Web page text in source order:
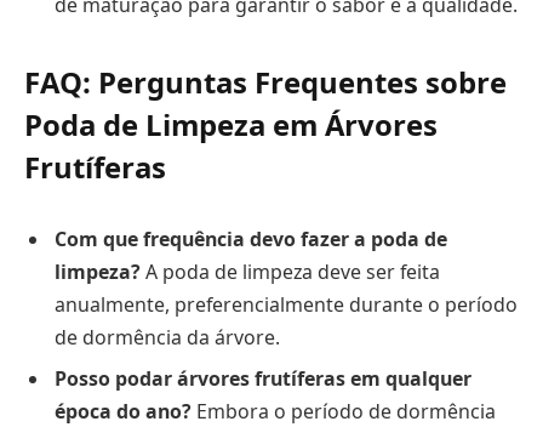
FAQ: Perguntas Frequentes sobre
Poda de Limpeza em Árvores
Frutíferas
Com que frequência devo fazer a poda de
limpeza?A poda de limpeza deve ser feita
anualmente, preferencialmente durante o período
de dormência da árvore.
Posso podar árvores frutíferas em qualquer
época do ano? Embora o período de dormência